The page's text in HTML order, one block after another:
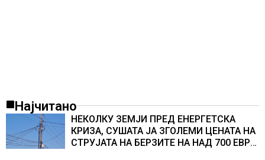
Најчитано
НЕКОЛКУ ЗЕМЈИ ПРЕД ЕНЕРГЕТСКА
КРИЗА, СУШАТА ЈА ЗГОЛЕМИ ЦЕНАТА НА
СТРУЈАТА НА БЕРЗИТЕ НА НАД 700 ЕВРА